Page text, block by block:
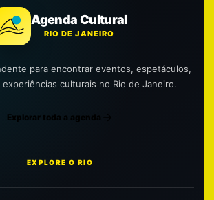
Agenda Cultural
RIO DE JANEIRO
para encontrar eventos, espetáculos,
culturais no Rio de Janeiro.
Explorar toda a agenda
EXPLORE O RIO